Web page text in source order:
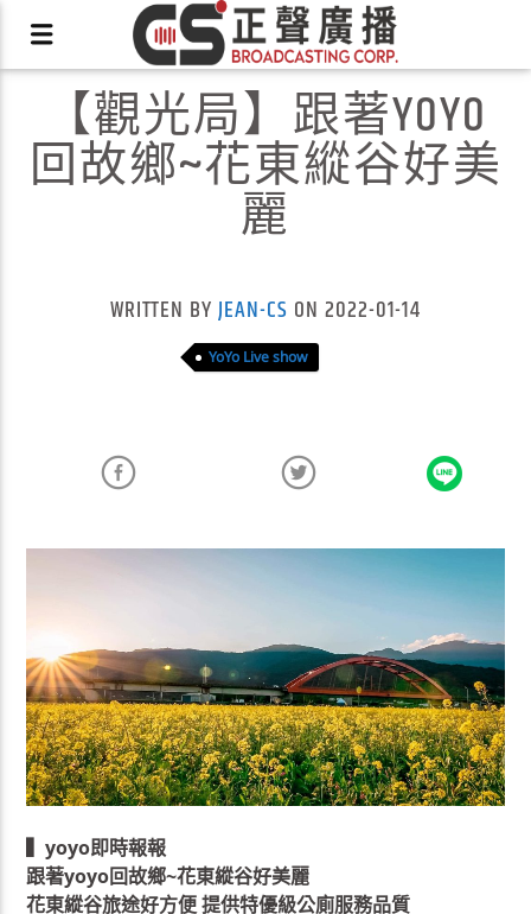
【觀光局】跟著YOYO
回故鄉~花東縱谷好美
麗
WRITTEN BYJEAN-CS ON 2022-01-14
YoYo Live show
▍yoyo即時報報
跟著yoyo回故鄉~花東縱谷好美麗
花東縱谷旅途好方便 提供特優級公廁服務品質